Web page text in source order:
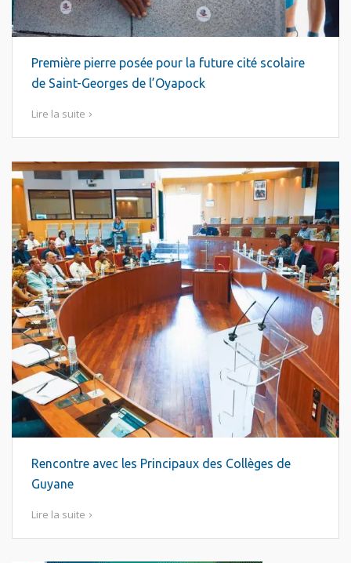
Première pierre posée pour la future cité scolaire
de Saint-Georges de l’Oyapock
Lire la suite
Rencontre avec les Principaux des Collèges de
Guyane
Lire la suite